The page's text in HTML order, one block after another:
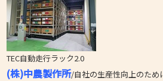
TEC自動走行ラック2.0
(株)中農製作所/自社の生産性向上のため